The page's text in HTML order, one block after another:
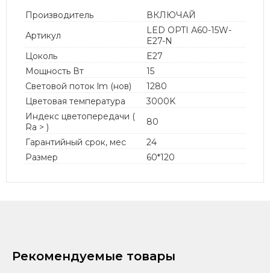
Производитель
ВКЛЮЧАЙ
Артикул
LED OPTI А60-15W-
E27-N
Цоколь
E27
Мощность Вт
15
Световой поток lm (нов)
1280
Цветовая температура
3000K
Индекс цветопередачи (
Ra > )
80
Гарантийный срок, мес
24
Размер
60*120
Рекомендуемые товары